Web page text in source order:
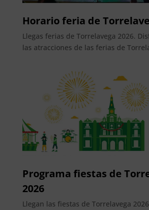
Horario feria de
Llegas ferias de Torrelavega 2026.
las atracciones de las ferias de
Programa fiestas de
2026
Llegan las fiestas de Torrelavega